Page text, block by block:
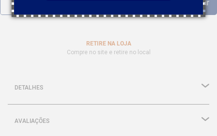
RETIRE NA LOJA
Compre no site e retire no local
DETALHES
AVALIAÇÕES